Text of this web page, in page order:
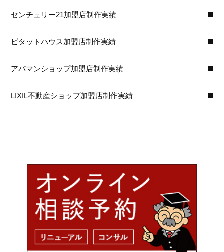
センチュリー21加盟店制作実績
ピタットハウス加盟店制作実績
アパマンショップ加盟店制作実績
LIXIL不動産ショップ加盟店制作実績